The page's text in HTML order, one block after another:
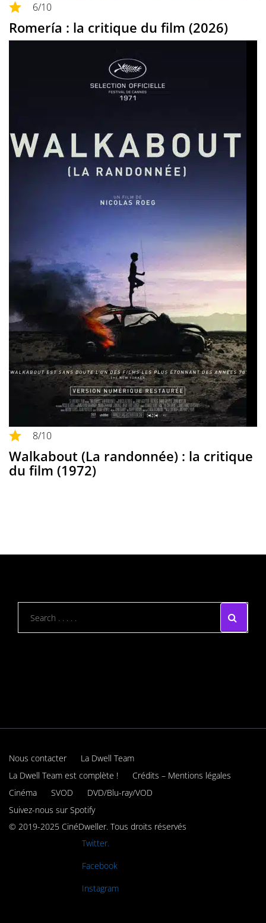
6/10
Romería : la critique du film (2026)
8/10
Walkabout (La randonnée) : la critique
du film (1972)
Nous contacter
La Dwell Team
La Dwell Team est complète !
Crédits – Mentions légales
Cinéma
SVOD
DVD/Blu-ray/VOD
Suivez-nous sur Spotify
© 2019-2025 CinéDweller. Tous droits réservés
Twitter.
Facebook
Instagram